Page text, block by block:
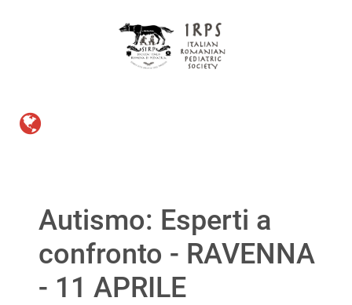
Autismo: Esperti a
confronto - RAVENNA
- 11 APRILE